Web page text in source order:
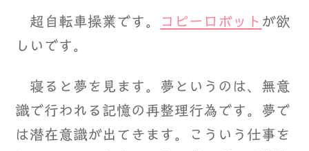
超自転車操業です。 コピーロボット が欲
しいです。
寝ると夢を見ます。夢というのは、無意
識で行われる記憶の再整理行為です。夢で
は潜在意識が出てきます。こういう仕事を